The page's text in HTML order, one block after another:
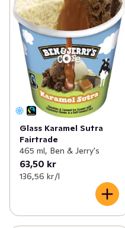
Glass Karamel Sutra
Fairtrade
465 ml, Ben & Jerry's
63,50 kr
136,56 kr /l